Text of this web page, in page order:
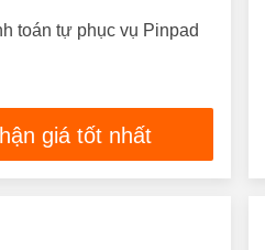
toán tự phục vụ Pinpad
giá tốt nhất